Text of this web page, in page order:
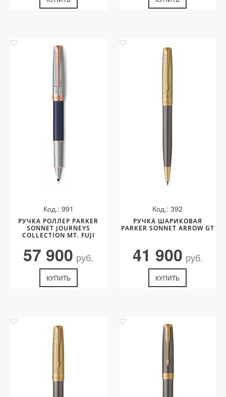
Код.: 991
РУЧКА РОЛЛЕР PARKER
SONNET JOURNEYS
COLLECTION MT. FUJI
57 900 руб.
КУПИТЬ
Код.: 392
РУЧКА ШАРИКОВАЯ
PARKER SONNET ARROW GT
41 900 руб.
КУПИТЬ